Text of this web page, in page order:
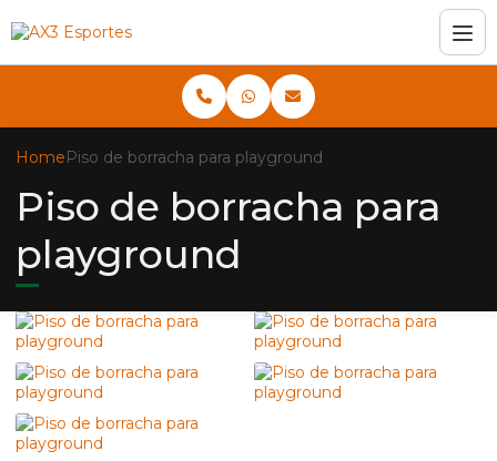
HomePiso de borracha para playground
Piso de borracha para
playground